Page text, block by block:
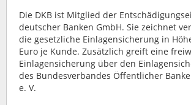
Die DKB ist Mitglied der
deutscher Banken GmbH. Sie zeichnet
die gesetzliche Einlagensicherung in
Euro je Kunde. Zusätzlich greift eine
Einlagensicherung über den
des Bundesverbandes Öffentlicher
e. V.